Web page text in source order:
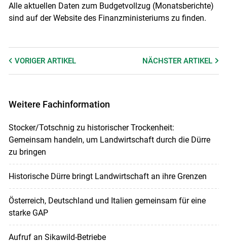
Alle aktuellen Daten zum Budgetvollzug (Monatsberichte)
sind auf der Website des Finanzministeriums zu finden.
VORIGER ARTIKEL NÄCHSTERARTIKEL
Weitere Fachinformation
Stocker/Totschnig zu historischer Trockenheit:
Gemeinsam handeln, um Landwirtschaft durch die Dürre
zu bringen
Historische Dürre bringt Landwirtschaft an ihre Grenzen
Österreich, Deutschland und Italien gemeinsam für eine
starke GAP
Aufruf an Sikawild-Betriebe